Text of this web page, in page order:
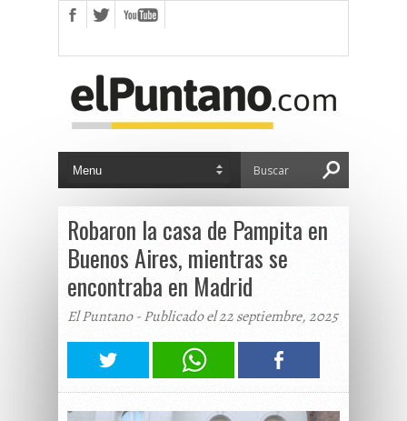
Robaron la casa de Pampita en
Buenos Aires, mientras se
encontraba en Madrid
El Puntano - Publicado el 22 septiembre, 2025